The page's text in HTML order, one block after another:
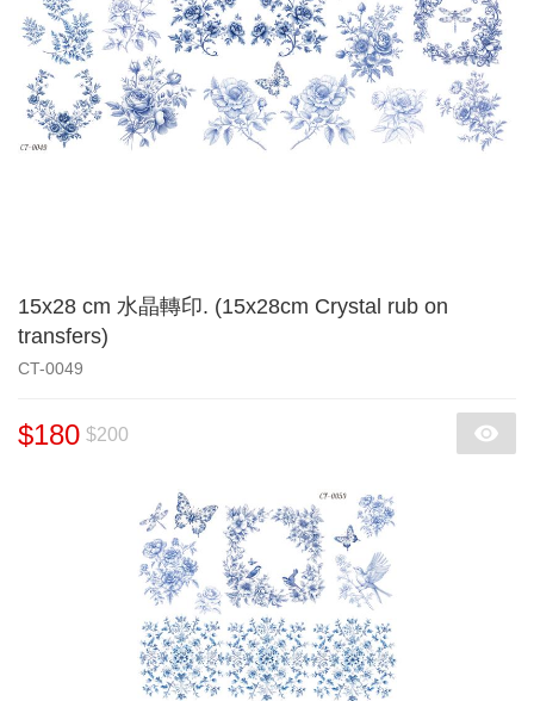
15x28 cm 水晶轉印. (15x28cm Crystal rub on
transfers)
CT-0049
$180 $200